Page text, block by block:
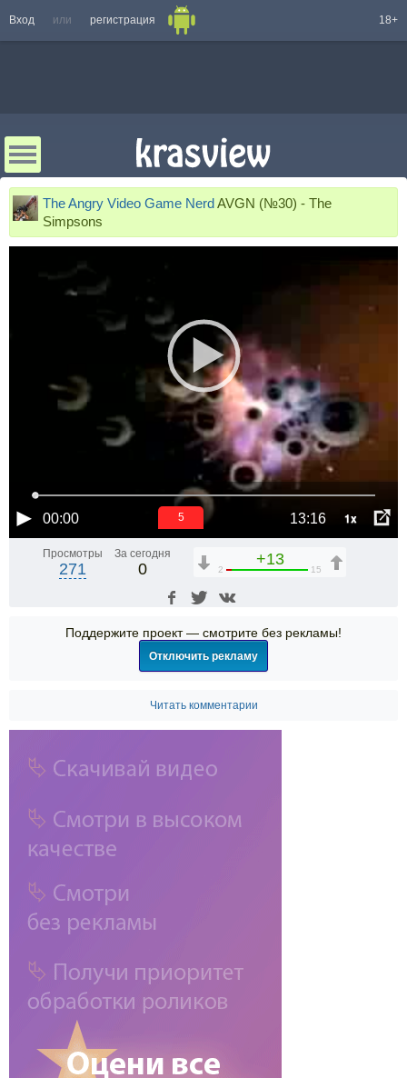
Вход или регистрация 18+
The Angry Video Game NerdAVGN (№30) - The
Simpsons
00:00 13:16 1x
5
Просмотры
271
За сегодня
0
+13
2 15
Поддержите проект — смотрите без рекламы!
Отключить рекламу
Читать комментарии